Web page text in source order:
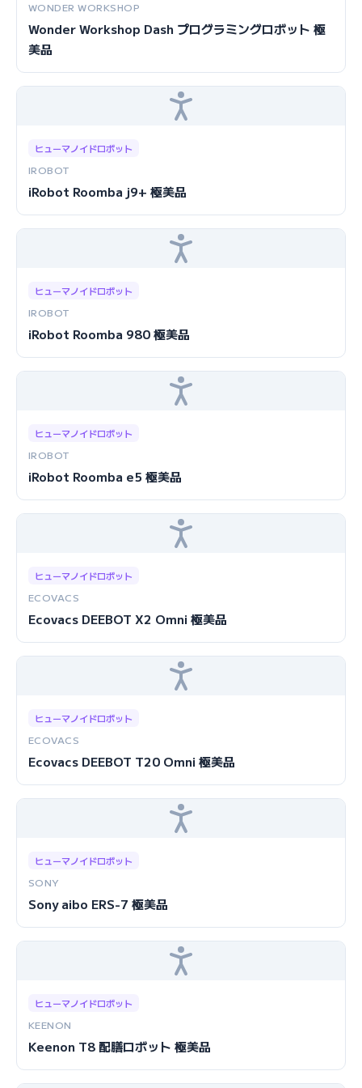
WONDER WORKSHOP
Wonder Workshop Dash プログラミングロボット 極
美品
ヒューマノイドロボット
IROBOT
iRobot Roomba j9+ 極美品
ヒューマノイドロボット
IROBOT
iRobot Roomba 980 極美品
ヒューマノイドロボット
IROBOT
iRobot Roomba e5 極美品
ヒューマノイドロボット
ECOVACS
Ecovacs DEEBOT X2 Omni 極美品
ヒューマノイドロボット
ECOVACS
Ecovacs DEEBOT T20 Omni 極美品
ヒューマノイドロボット
SONY
Sony aibo ERS-7 極美品
ヒューマノイドロボット
KEENON
Keenon T8 配膳ロボット 極美品